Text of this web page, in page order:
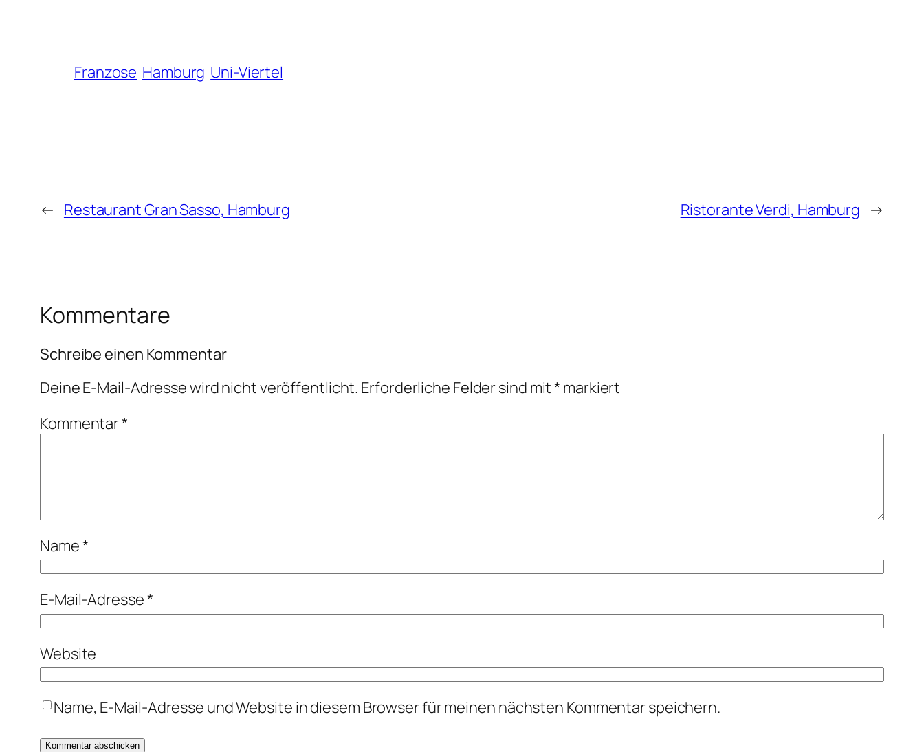
Franzose Hamburg Uni-Viertel
← Restaurant Gran Sasso, Hamburg Ristorante Verdi, Hamburg →
Kommentare
Schreibe einen Kommentar
Deine E-Mail-Adresse wird nicht veröffentlicht. Erforderliche Felder sind mit* markiert
Kommentar*
Name*
E-Mail-Adresse*
Website
Name, E-Mail-Adresse und Website in diesem Browser für meinen nächsten Kommentar speichern.